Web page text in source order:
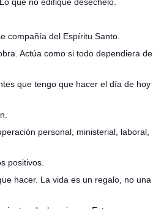
compañía del Espíritu Santo.
Actúa como si todo dependiera de
que tengo que hacer el día de hoy
personal, ministerial, laboral,
positivos.
hacer. La vida es un regalo, no una